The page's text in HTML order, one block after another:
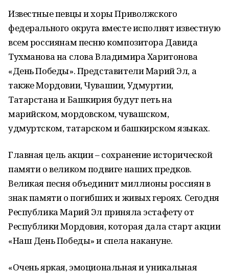
Известные певцы и хоры Приволжского
федерального округа вместе исполнят известную
всем россиянам песню композитора Давида
Тухманова на слова Владимира Харитонова
«День Победы». Представители Марий Эл, а
также Мордовии, Чувашии, Удмуртии,
Татарстана и Башкирия будут петь на
марийском, мордовском, чувашском,
удмуртском, татарском и башкирском языках.
Главная цель акции – сохранение исторической
памяти о великом подвиге наших предков.
Великая песня объединит миллионы россиян в
знак памяти о погибших и живых героях. Сегодня
Республика Марий Эл приняла эстафету от
Республики Мордовия, которая дала старт акции
«Наш День Победы» и спела накануне.
«Очень яркая, эмоциональная и уникальная